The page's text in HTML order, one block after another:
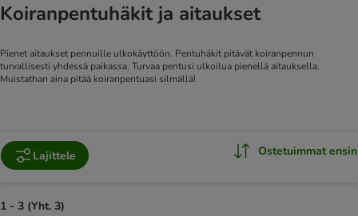
Koiranpentuhäkit ja aitaukset
Pienet aitaukset pennuille ulkokäyttöön. Pentuhäkit pitävät koiranpennun
turvallisesti yhdessä paikassa. Turvaa pentusi ulkoilua pienellä aitauksella.
Muistathan aina pitää koiranpentuasi silmällä!
Lajittele Ostetuimmat ensin
1 - 3 (Yht. 3)